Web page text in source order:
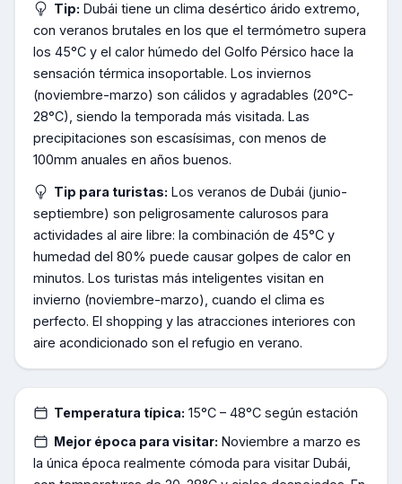
Tip: Dubái tiene un clima desértico árido extremo,
con veranos brutales en los que el termómetro supera
los 45°C y el calor húmedo del Golfo Pérsico hace la
sensación térmica insoportable. Los inviernos
(noviembre-marzo) son cálidos y agradables (20°C-
28°C), siendo la temporada más visitada. Las
precipitaciones son escasísimas, con menos de
100mm anuales en años buenos.
Tip para turistas: Los veranos de Dubái (junio-
septiembre) son peligrosamente calurosos para
actividades al aire libre: la combinación de 45°C y
humedad del 80% puede causar golpes de calor en
minutos. Los turistas más inteligentes visitan en
invierno (noviembre-marzo), cuando el clima es
perfecto. El shopping y las atracciones interiores con
aire acondicionado son el refugio en verano.
Temperatura típica: 15°C – 48°C según estación
Mejor época para visitar: Noviembre a marzo es
la única época realmente cómoda para visitar Dubái,